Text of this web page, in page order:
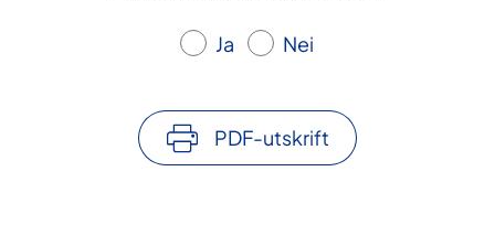
Ja Nei
PDF-utskrift